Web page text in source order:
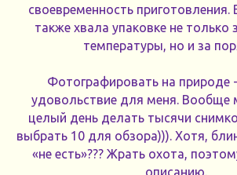
своевременность приготовления.
также хвала упаковке не только
температуры, но и за
Фотографировать на природе
удовольствие для меня. Вообще
целый день делать тысячи
выбрать 10 для обзора))). Хотя,
«не есть»??? Жрать охота,
описанию.